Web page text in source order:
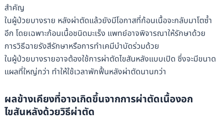
สำคัญ
ในผู้ป่วยบางราย หลังผ่าตัดแล้วยังมีโอกาสที่ก้อนเนื้อจะกลับมาโตซ้ำ
อีก โดยเฉพาะก้อนเนื้อชนิดมะเร็ง แพทย์อาจพิจารณาให้รักษาด้วย
การวิธีฉายรังสีรักษาหรือการทำเคมีบำบัดร่วมด้วย
ในผู้ป่วยบางรายอาจต้องใช้การผ่าตัดไขสันหลังแบบเปิด ซึ่งจะมีขนาด
แผลที่ใหญ่กว่า ทำให้ใช้เวลาพักฟื้นหลังผ่าตัดนานกว่า
ผลข้างเคียงที่อาจเกิดขึ้นจากการผ่าตัดเนื้องอก
ไขสันหลังด้วยวิธีผ่าตัด